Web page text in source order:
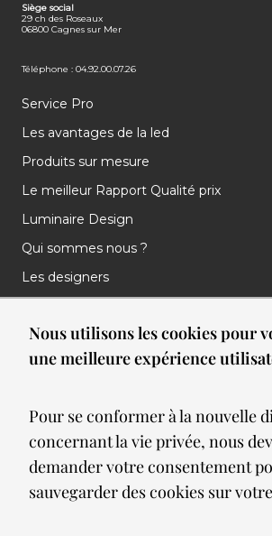
Nous utilisons les cookies pour
une meilleure expérience
Pour se conformer à la nouvelle
concernant la vie privée, nous
demander votre consentement
sauvegarder des cookies sur
Siège social
29 ch des Roseaux
06800 Cagnes sur Mer
Téléphone : 04.92.00.07.26
Service Pro
Les avantages de la led
Produits sur mesure
Le meilleur Rapport Qualité prix
Luminaire Design
Qui sommes nous ?
Les designers
Nos réalisations
Nos Clients
Meilleures ventes
Blog